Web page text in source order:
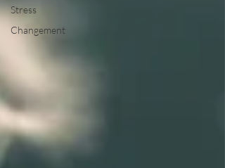
Stress
Changement